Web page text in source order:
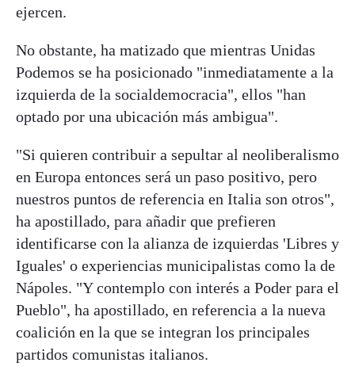
ejercen.
No obstante, ha matizado que mientras Unidas
Podemos se ha posicionado "inmediatamente a la
izquierda de la socialdemocracia", ellos "han
optado por una ubicación más ambigua".
"Si quieren contribuir a sepultar al neoliberalismo
en Europa entonces será un paso positivo, pero
nuestros puntos de referencia en Italia son otros",
ha apostillado, para añadir que prefieren
identificarse con la alianza de izquierdas 'Libres y
Iguales' o experiencias municipalistas como la de
Nápoles. "Y contemplo con interés a Poder para el
Pueblo", ha apostillado, en referencia a la nueva
coalición en la que se integran los principales
partidos comunistas italianos.